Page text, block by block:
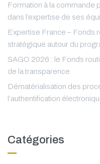
Formation à la commande
dans l’expertise de ses
Expertise France – Fonds
stratégique autour du
SAGO 2026 : le Fonds
de la transparence
Dématérialisation des
l’authentification
Catégories